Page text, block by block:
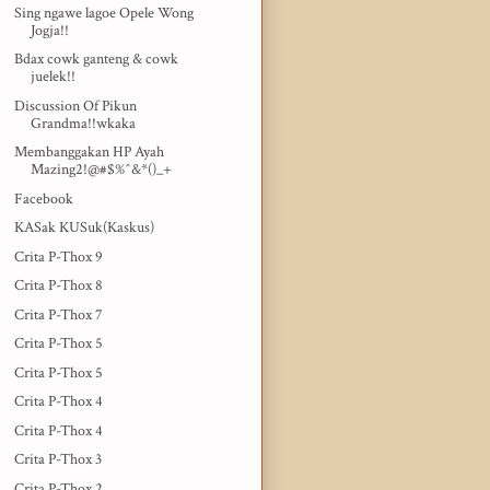
Sing ngawe lagoe Opele Wong
Jogja!!
Bdax cowk ganteng & cowk
juelek!!
Discussion Of Pikun
Grandma!!wkaka
Membanggakan HP Ayah
Mazing2!@#$%^&*()_+
Facebook
KASak KUSuk(Kaskus)
Crita P-Thox 9
Crita P-Thox 8
Crita P-Thox 7
Crita P-Thox 5
Crita P-Thox 5
Crita P-Thox 4
Crita P-Thox 4
Crita P-Thox 3